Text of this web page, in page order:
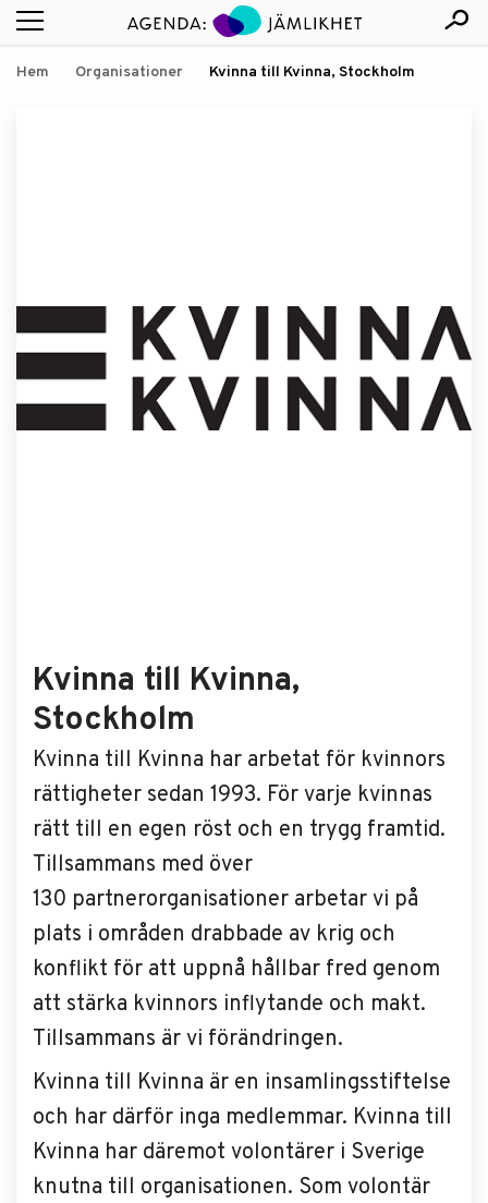
Hem Organisationer Kvinna till Kvinna, Stockholm
Kvinna till Kvinna,
Stockholm
Kvinna till Kvinna har arbetat för kvinnors
rättigheter sedan 1993. För varje kvinnas
rätt till en egen röst och en trygg framtid.
Tillsammans med över
130 partnerorganisationer arbetar vi på
plats i områden drabbade av krig och
konflikt för att uppnå hållbar fred genom
att stärka kvinnors inflytande och makt.
Tillsammans är vi förändringen.
Kvinna till Kvinna är en insamlingsstiftelse
och har därför inga medlemmar. Kvinna till
Kvinna har däremot volontärer i Sverige
knutna till organisationen. Som volontär